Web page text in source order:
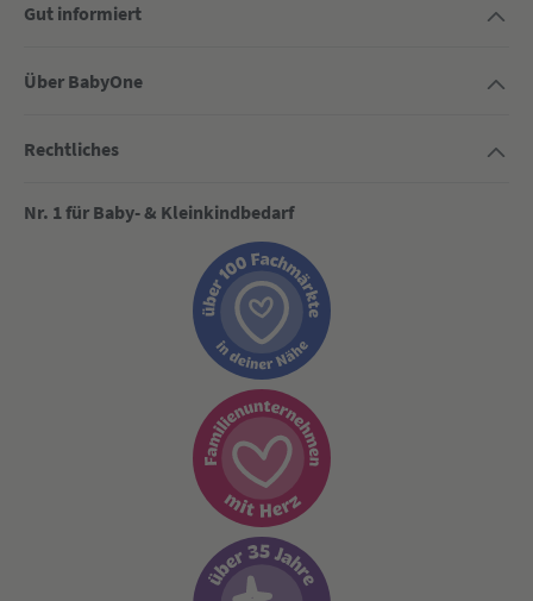
Gut informiert
Über BabyOne
Rechtliches
Nr. 1 für Baby- & Kleinkindbedarf